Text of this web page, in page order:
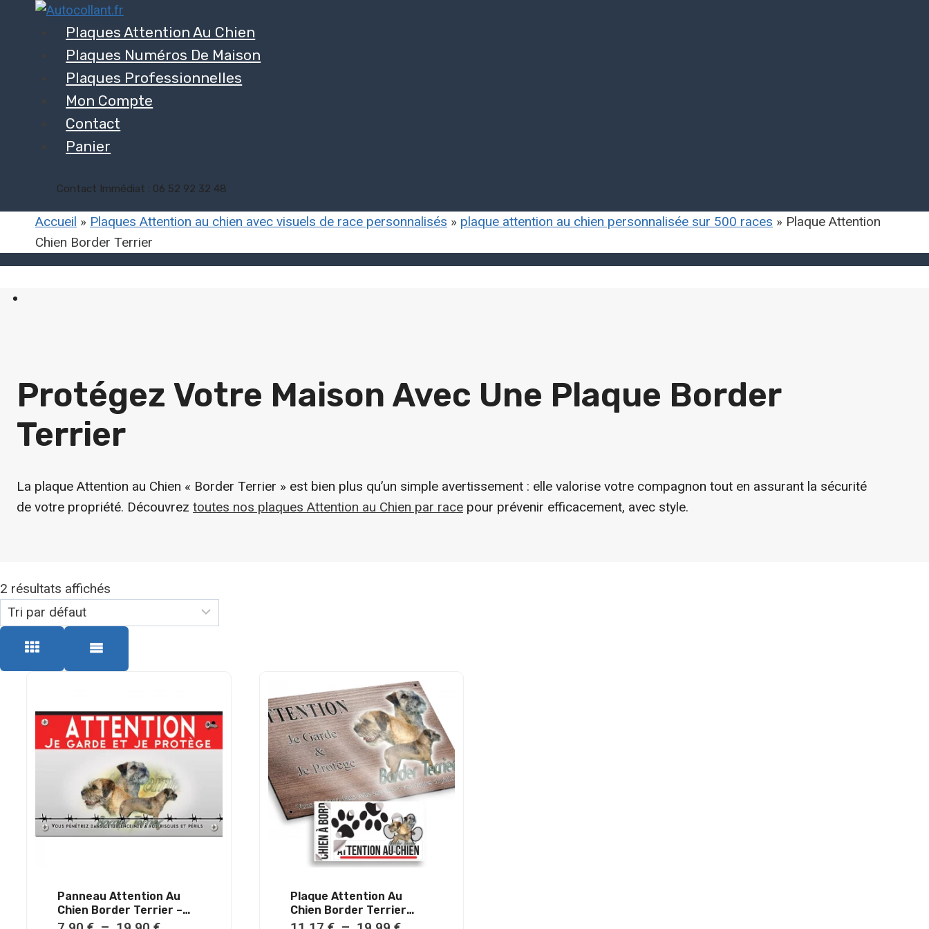
Plaques Attention Au Chien
Plaques Numéros De Maison
Plaques Professionnelles
Mon Compte
Contact
Panier
Contact Immédiat : 06 52 92 32 48
Accueil » Plaques Attention au chien avec visuels de race personnalisés » plaque attention au chien personnalisée sur 500 races » Plaque Attention
Chien Border Terrier
Protégez Votre Maison Avec Une Plaque Border
Terrier
La plaque Attention au Chien « Border Terrier » est bien plus qu’un simple avertissement : elle valorise votre compagnon tout en assurant la sécurité
de votre propriété. Découvrez toutes nos plaques Attention au Chien par race pour prévenir efficacement, avec style.
2 résultats affichés
Panneau Attention Au
Chien Border Terrier –
Métal – Haute Qualité
Plaque Attention Au
Chien Border Terrier
Métal Résistant